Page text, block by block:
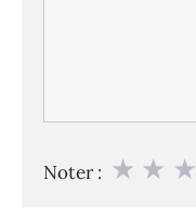
Noter : ★
★
★